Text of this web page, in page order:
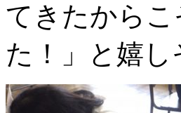
てきたから
た！」と嬉